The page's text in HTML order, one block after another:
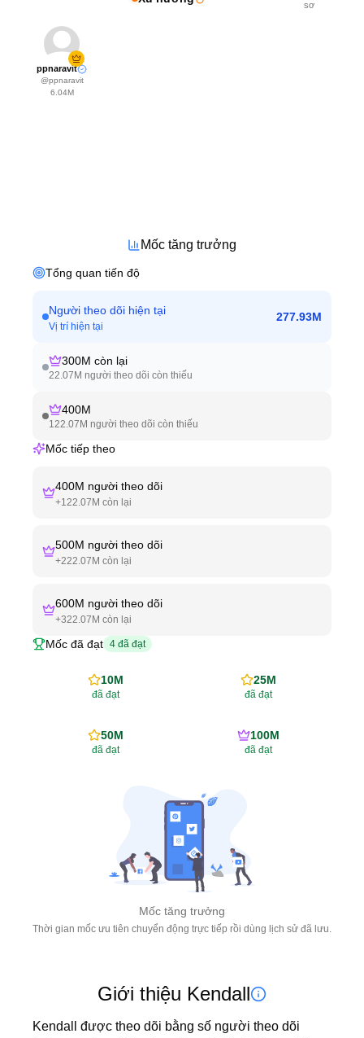
sơ
ppnaravit
@ppnaravit
6.04M
Mốc tăng trưởng
Tổng quan tiến độ
Người theo dõi hiện tại
Vị trí hiện tại
277.93M
300M còn lại
22.07M người theo dõi còn thiếu
400M
122.07M người theo dõi còn thiếu
Mốc tiếp theo
400M người theo dõi
+122.07M còn lại
500M người theo dõi
+222.07M còn lại
600M người theo dõi
+322.07M còn lại
Mốc đã đạt 4 đã đạt
10M
đã đạt
25M
đã đạt
50M
đã đạt
100M
đã đạt
Mốc tăng trưởng
Thời gian mốc ưu tiên chuyển động trực tiếp rồi dùng lịch sử đã lưu.
Giới thiệu Kendall
Kendall được theo dõi bằng số người theo dõi